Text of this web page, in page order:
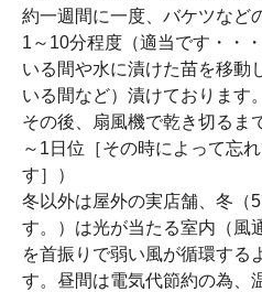
約一週間に一度、バケツなど
1～10分程度（適当です・・
いる間や水に漬けた苗を移動
いる間など）漬けております。
その後、扇風機で乾き切るま
～1日位［その時によって忘
す］）
冬以外は屋外の実店舗、冬（
す。）は光が当たる室内（風
を首振りで弱い風が循環する
す。昼間は電気代節約の為、